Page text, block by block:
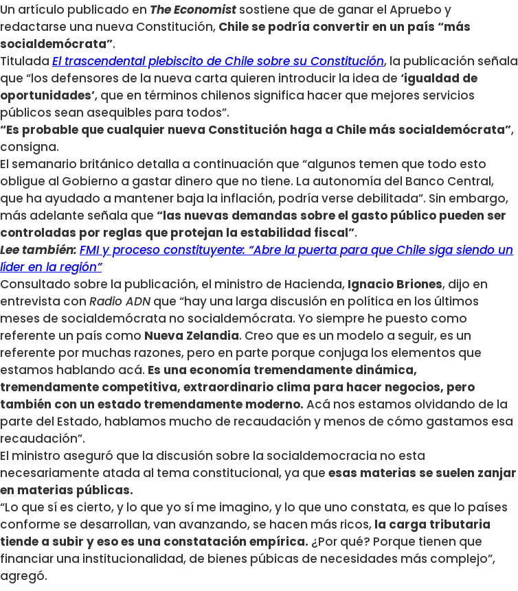
Un artículo publicado en The Economist sostiene que de ganar el Apruebo y
redactarse una nueva Constitución, Chile se podría convertir en un país “más
socialdemócrata”.
Titulada El trascendental plebiscito de Chile sobre su Constitución, la publicación señala
que “los defensores de la nueva carta quieren introducir la idea de ‘igualdad de
oportunidades’, que en términos chilenos significa hacer que mejores servicios
públicos sean asequibles para todos”.
“Es probable que cualquier nueva Constitución haga a Chile más socialdemócrata”,
consigna.
El semanario británico detalla a continuación que “algunos temen que todo esto
obligue al Gobierno a gastar dinero que no tiene. La autonomía del Banco Central,
que ha ayudado a mantener baja la inflación, podría verse debilitada”. Sin embargo,
más adelante señala que “las nuevas demandas sobre el gasto público pueden ser
controladas por reglas que protejan la estabilidad fiscal”.
Lee también: FMI y proceso constituyente: “Abre la puerta para que Chile siga siendo un
líder en la región”
Consultado sobre la publicación, el ministro de Hacienda, Ignacio Briones, dijo en
entrevista con Radio ADN que “hay una larga discusión en política en los últimos
meses de socialdemócrata no socialdemócrata. Yo siempre he puesto como
referente un país como Nueva Zelandia. Creo que es un modelo a seguir, es un
referente por muchas razones, pero en parte porque conjuga los elementos que
estamos hablando acá. Es una economía tremendamente dinámica,
tremendamente competitiva, extraordinario clima para hacer negocios, pero
también con un estado tremendamente moderno. Acá nos estamos olvidando de la
parte del Estado, hablamos mucho de recaudación y menos de cómo gastamos esa
recaudación”.
El ministro aseguró que la discusión sobre la socialdemocracia no esta
necesariamente atada al tema constitucional, ya que esas materias se suelen zanjar
en materias públicas.
“Lo que sí es cierto, y lo que yo sí me imagino, y lo que uno constata, es que lo países
conforme se desarrollan, van avanzando, se hacen más ricos, la carga tributaria
tiende a subir y eso es una constatación empírica. ¿Por qué? Porque tienen que
financiar una institucionalidad, de bienes púbicas de necesidades más complejo”,
agregó.